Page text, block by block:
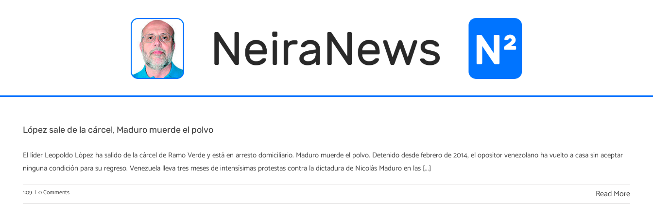
López sale de la cárcel, Maduro muerde el polvo
El líder Leopoldo López ha salido de la cárcel de Ramo Verde y está en arresto domiciliario. Maduro muerde el polvo. Detenido desde febrero de 2014, el opositor venezolano ha vuelto a casa sin aceptar
ninguna condición para su regreso. Venezuela lleva tres meses de intensísimas protestas contra la dictadura de Nicolás Maduro en las [...]
1:09 | 0 Comments Read More